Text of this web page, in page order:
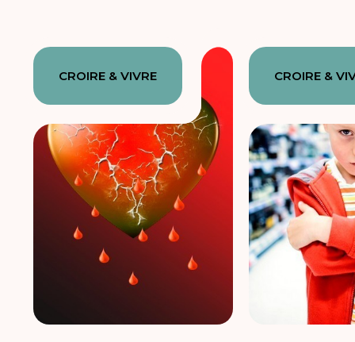
CROIRE & VIVRE CROIRE &